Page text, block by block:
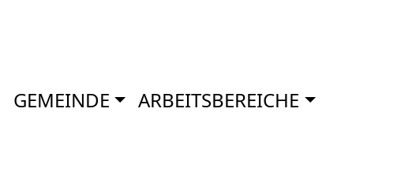
GEMEINDE ARBEITSBEREICHE